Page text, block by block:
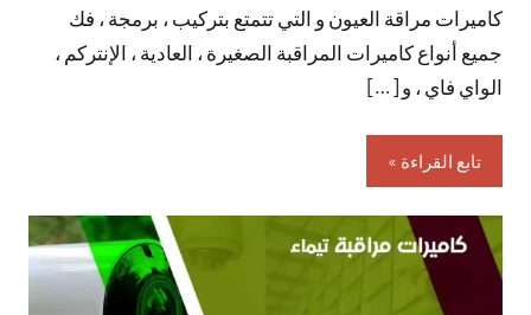
تعليقات
كاميرات مراقة العيون و التي تتمتع بتركيب ، برمجة ، فك
جميع أنواع كاميرات المراقبة الصغيرة ، العادية ، الإنتركم ،
الواي فاي ، و […]
تابع القراءة